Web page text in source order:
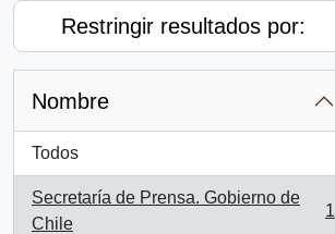
Restringir resultados por:
Nombre
Todos
Secretaría de Prensa. Gobierno de
Chile
, 1 resultados
1